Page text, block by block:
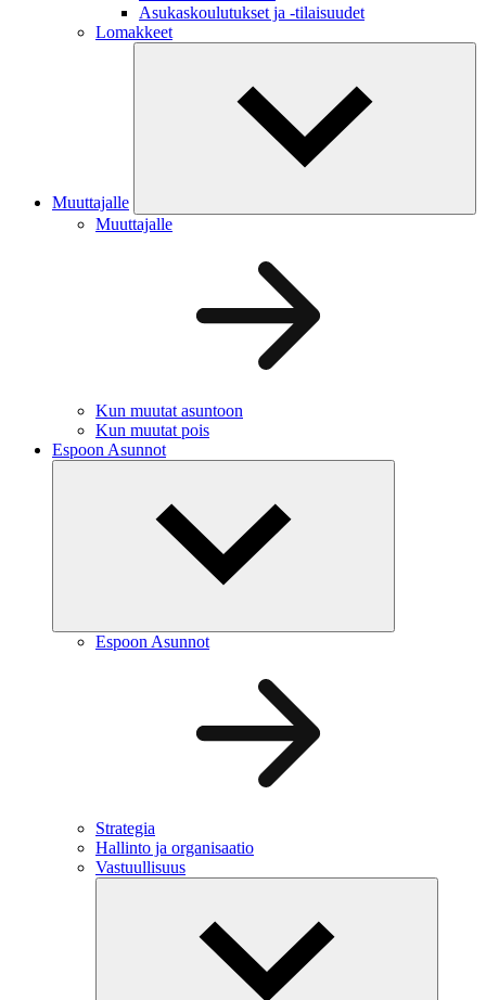
Asukaskoulutukset ja -tilaisuudet
Lomakkeet
Muuttajalle
Muuttajalle
Kun muutat asuntoon
Kun muutat pois
Espoon Asunnot
Espoon Asunnot
Strategia
Hallinto ja organisaatio
Vastuullisuus